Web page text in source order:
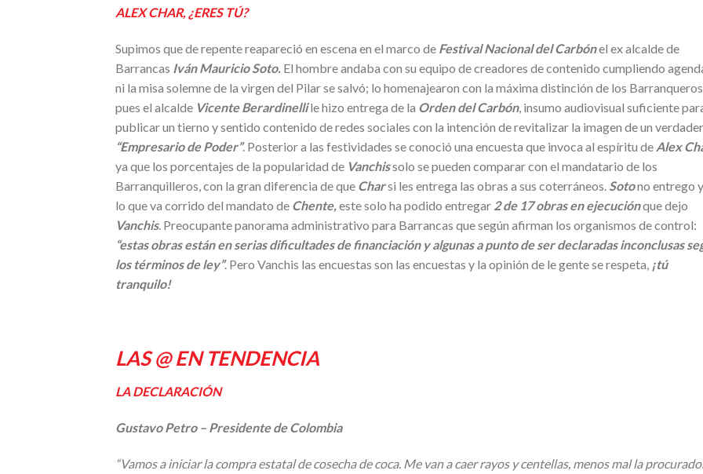
ALEX CHAR, ¿ERES TÚ?
Supimos que de repente reapareció en escena en el marco de Festival Nacional del Carbónel ex alcalde de
Barrancas Iván Mauricio Soto. El hombre andaba con su equipo de creadores de contenido cumpliendo
ni la misa solemne de la virgen del Pilar se salvó; lo homenajearon con la máxima distinción de los Barranqueros
pues el alcalde Vicente Berardinellile hizo entrega de la Orden del Carbón, insumo audiovisual suficiente
publicar un tierno y sentido contenido de redes sociales con la intención de revitalizar la imagen de un
“Empresario de Poder”. Posterior a las festividades se conoció una encuesta que invoca al espíritu de Alex
ya que los porcentajes de la popularidad de Vanchissolo se pueden comparar con el mandatario de los
Barranquilleros, con la gran diferencia de que Charsi les entrega las obras a sus coterráneos. Sotono entrego
lo que va corrido del mandato de Chente,este solo ha podido entregar 2 de 17 obras en ejecuciónque dejo
Vanchis. Preocupante panorama administrativo para Barrancas que según afirman los organismos de control:
“estas obras están en serias dificultades de financiación y algunas a punto de ser declaradas inconclusas
los términos de ley”. Pero Vanchis las encuestas son las encuestas y la opinión de le gente se respeta, ¡tú
tranquilo!
LAS @ EN TENDENCIA
LA DECLARACIÓN
Gustavo Petro – Presidente de Colombia
“Vamos a iniciar la compra estatal de cosecha de coca. Me van a caer rayos y centellas, menos mal la